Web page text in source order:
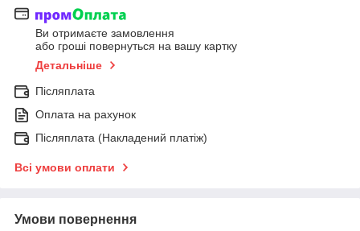
Ви отримаєте замовлення
або гроші повернуться на вашу картку
Детальніше
Післяплата
Оплата на рахунок
Післяплата (Накладений платіж)
Всі умови оплати
Умови повернення